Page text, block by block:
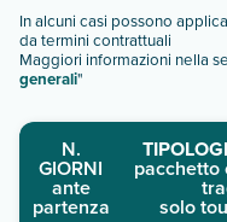
In alcuni casi possono
da termini contrattuali
Maggiori informazioni nella
generali"
N.
GIORNI
ante
partenza
pacchetto
solo